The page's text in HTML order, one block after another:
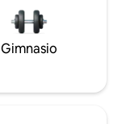
Gimnasio